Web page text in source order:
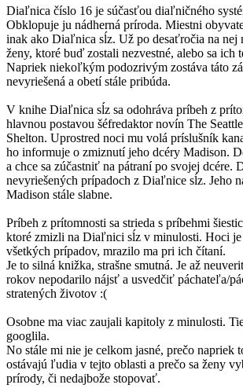
Diaľnica číslo 16 je súčasťou diaľničného
Obklopuje ju nádherná príroda. Miestni
inak ako Diaľnica sĺz. Už po desaťročia na nej
ženy, ktoré buď zostali nezvestné, alebo sa ich
Napriek niekoľkým podozrivým zostáva táto
nevyriešená a obetí stále pribúda.
V knihe Diaľnica sĺz sa odohráva príbeh z
hlavnou postavou šéfredaktor novín The
Shelton. Uprostred noci mu volá príslušník
ho informuje o zmiznutí jeho dcéry Madison.
a chce sa zúčastniť na pátraní po svojej dcére.
nevyriešených prípadoch z Diaľnice sĺz. Jeho
Madison stále slabne.
Príbeh z prítomnosti sa strieda s príbehmi
ktoré zmizli na Diaľnici sĺz v minulosti. Hoci
všetkých prípadov, mrazilo ma pri ich čítaní.
Je to silná knižka, strašne smutná. Je až
rokov nepodarilo nájsť a usvedčiť páchateľa/
stratených životov :(
Osobne ma viac zaujali kapitoly z minulosti.
googlila.
No stále mi nie je celkom jasné, prečo napriek
ostávajú ľudia v tejto oblasti a prečo sa ženy
prírody, či nedajbože stopovať.